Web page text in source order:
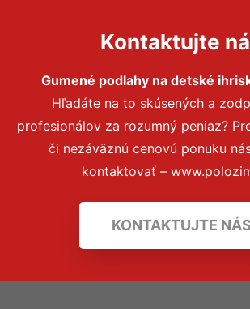
Kontaktujte
Gumené podlahy na detské
Hľadáte na to skúsených a
profesionálov za rozumný peniaz?
či nezáväznú cenovú ponuku
kontaktovať –
KONTAKTUJTE NÁS